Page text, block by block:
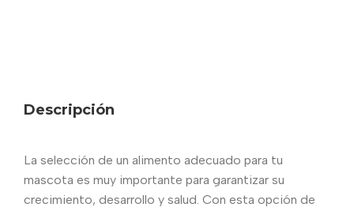
Descripción
La selección de un alimento adecuado para tu
mascota es muy importante para garantizar su
crecimiento, desarrollo y salud. Con esta opción de